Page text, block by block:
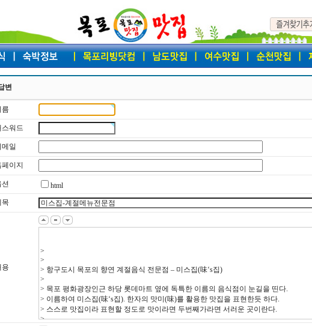
변
름
스워드
메일
페이지
션
html
목
용